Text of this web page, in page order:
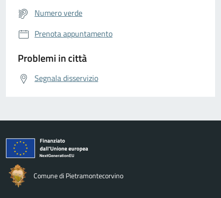
Numero verde
Prenota appuntamento
Problemi in città
Segnala disservizio
Comune di Pietramontecorvino